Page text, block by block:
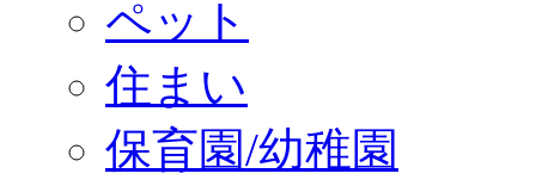
ペット
住まい
保育園/幼稚園